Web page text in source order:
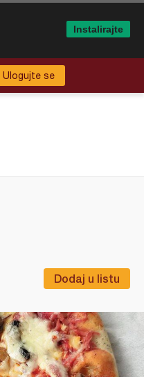
Ulogujte se
Dodaj u listu
Instalirajte